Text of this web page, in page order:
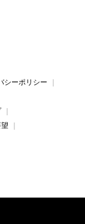
シーポリシー